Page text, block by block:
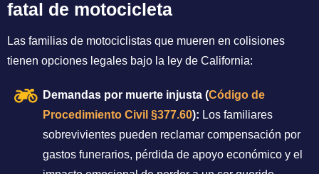
fatal de motocicleta
Las familias de motociclistas que mueren en colisiones
tienen opciones legales bajo la ley de California:
Demandas por muerte injusta (Código de
Procedimiento Civil §377.60): Los familiares
sobrevivientes pueden reclamar compensación por
gastos funerarios, pérdida de apoyo económico y el